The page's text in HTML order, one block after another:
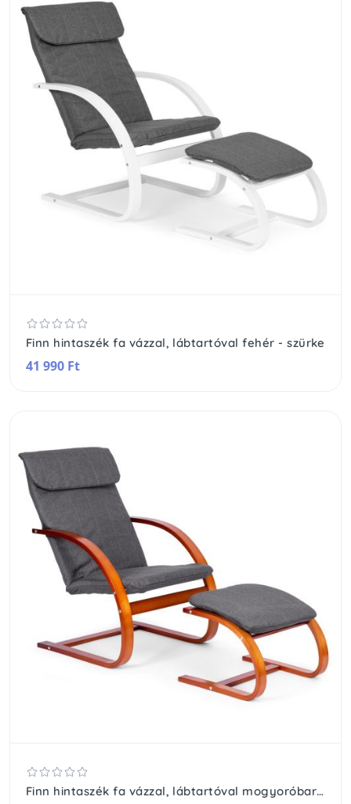
Finn hintaszék fa vázzal, lábtartóval fehér - szürke
41 990 Ft
Finn hintaszék fa vázzal, lábtartóval mogyoróbarna - szürke